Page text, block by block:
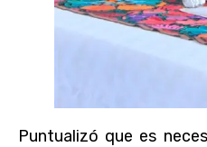
Puntualizó que es